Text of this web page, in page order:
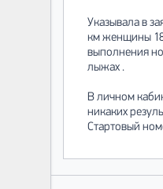
Указывала в
км женщины
выполнения
лыжах .
В личном
никаких
Стартовый